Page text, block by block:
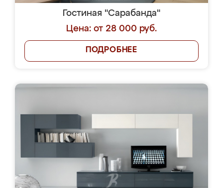
Гостиная "Сарабанда"
Цена: от 28 000 руб.
ПОДРОБНЕЕ